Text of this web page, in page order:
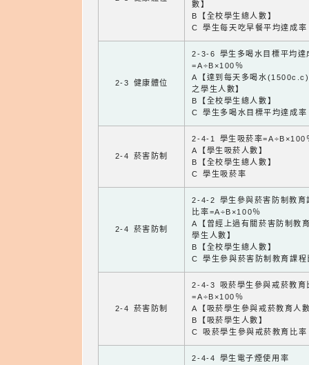
數】
B【全校學生總人數】
C 學生每天吃早餐平均達成率
2-3 健康體位
2-3-6 學生多喝水目標平均達
=A÷B×100％
A【達到每天多喝水
之學生人數】
B【全校學生總人數】
C 學生多喝水目標平均達成率
2-4 菸害防制
2-4-1 學生吸菸率=A÷B×100
A【學生吸菸人數】
B【全校學生總人數】
C 學生吸菸率
2-4 菸害防制
2-4-2 學生參與菸害防制教育
比率=A÷B×100％
A【曾經上過有關菸害防制教
學生人數】
B【全校學生總人數】
C 學生參與菸害防制教育課程
2-4 菸害防制
2-4-3 吸菸學生參與戒菸教育
=A÷B×100％
A【吸菸學生參與戒菸教育人
B【吸菸學生人數】
C 吸菸學生參與戒菸教育比率
2-4-4 學生電子煙使用率